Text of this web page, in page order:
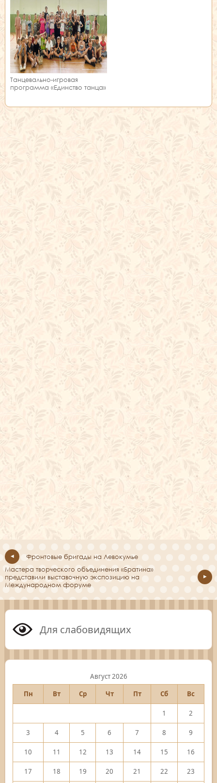
Танцевально-игровая
программа «Единство танца»
Фронтовые бригады на Левокумье
Мастера творческого объединения «Братина»
представили выставочную экспозицию на
Международном форуме
Для слабовидящих
Август 2026
Пн
Вт Ср Чт Пт Сб Вс
1 2
3 4 5 6 7 8 9
10 11 12 13 14 15 16
17 18 19 20 21 22 23